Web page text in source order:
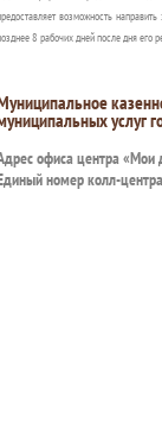
возможность
8 рабочих дней после дня его
услуг
офиса центра «Мои
номер колл-